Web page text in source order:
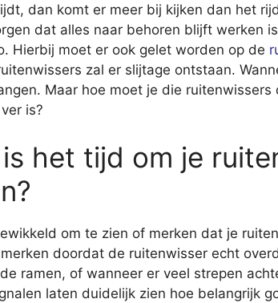
dan komt er meer bij kijken dan het
dat alles naar behoren blijft werken
Hierbij moet er ook gelet worden op de
zal er slijtage ontstaan.
Maar hoe moet je die
is?
het tijd om je
om te zien of merken dat je
doordat de ruitenwisser echt
ramen, of wanneer er veel strepen
laten duidelijk zien hoe belangrijk